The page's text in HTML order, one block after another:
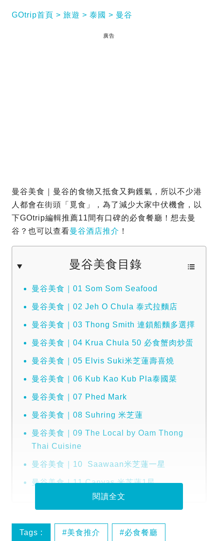
GOtrip首頁 旅遊 泰國 曼谷
廣告
曼谷美食｜曼谷的食物又抵食又夠鑊氣，所以不少港
人都會在街頭「覓食」，為了減少大家中伏機會，以
下GOtrip編輯推薦11間有口碑的必食餐廳！想去曼
谷？也可以查看曼谷酒店推介 ！
曼谷美食目錄
曼谷美食｜01 Som Som Seafood
曼谷美食｜02 Jeh O Chula 泰式拉麵店
曼谷美食｜03 Thong Smith 連鎖船麵多選擇
曼谷美食｜04 Krua Chula 50 必食蟹肉炒蛋
曼谷美食｜05 Elvis Suki米芝蓮壽喜燒
曼谷美食｜06 Kub Kao Kub Pla泰國菜
曼谷美食｜07 Phed Mark
曼谷美食｜08 Suhring 米芝蓮
曼谷美食｜09 The Local by Oam Thong
Thai Cuisine
曼谷美食｜10 Saawaan米芝蓮一星
曼谷美食｜11 Canvas 米芝蓮1星
閱讀全文
Tags : 美食推介 必食餐廳